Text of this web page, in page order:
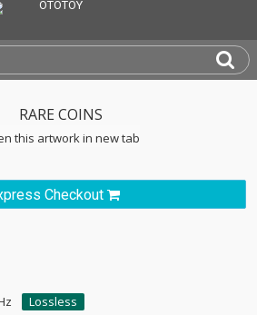
this artwork in new tab
Checkout
Lossless